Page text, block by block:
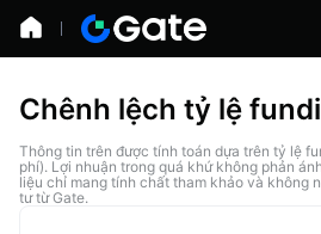
Chênh lệch tỷ lệ
Thông tin trên được tính toán dựa trên tỷ lệ
phí). Lợi nhuận trong quá khứ không phản
liệu chỉ mang tính chất tham khảo và không
tư từ Gate.